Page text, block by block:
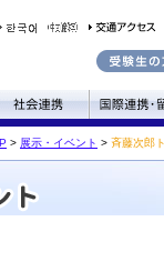
> 展示・イベント > 斉藤次郎